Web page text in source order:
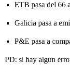
ETB pasa del 66
Galicia pasa a
P&E pasa a
PD: si hay algun